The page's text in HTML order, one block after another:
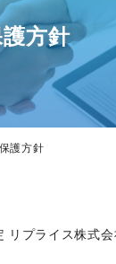
方針
護方針
リプライス株